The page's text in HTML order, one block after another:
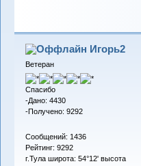
Игорь2
Ветеран
Спасибо
-Дано: 4430
-Получено: 9292
Сообщений: 1436
Рейтинг: 9292
г.Тула широта: 54°12' высота